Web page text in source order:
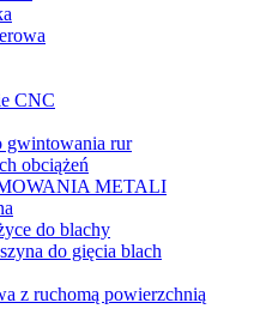
CNC
gwintowania rur
obciążeń
METALI
do blachy
do gięcia blach
z ruchomą powierzchnią